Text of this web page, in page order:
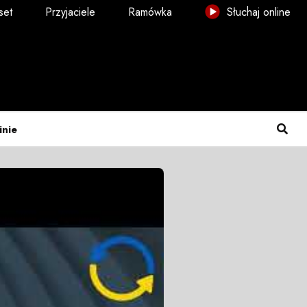
Przyjaciele Ramówka Słuchaj online